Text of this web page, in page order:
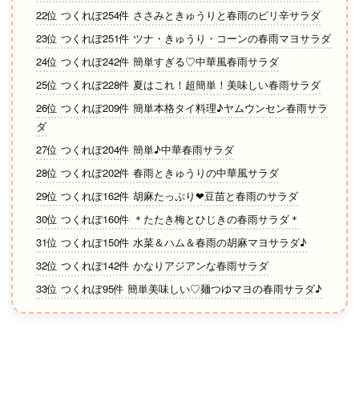
22位 つくれぽ254件 ささみときゅうりと春雨のピリ辛サラダ
23位 つくれぽ251件 ツナ・きゅうり・コーンの春雨マヨサラダ
24位 つくれぽ242件 簡単すぎる♡中華風春雨サラダ
25位 つくれぽ228件 夏はこれ！超簡単！美味しい春雨サラダ
26位 つくれぽ209件 簡単本格タイ料理♪ヤムウンセン春雨サラ
ダ
27位 つくれぽ204件 簡単♪中華春雨サラダ
28位 つくれぽ202件 春雨ときゅうりの中華風サラダ
29位 つくれぽ162件 胡麻たっぷり❤豆苗と春雨のサラダ
30位 つくれぽ160件 ＊たたき梅とひじきの春雨サラダ＊
31位 つくれぽ150件 水菜＆ハム＆春雨の胡麻マヨサラダ♪
32位 つくれぽ142件 かなりアジアンな春雨サラダ
33位 つくれぽ95件 簡単美味しい♡麺つゆマヨの春雨サラダ♪